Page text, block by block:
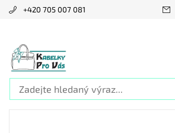
+420 705 007 081